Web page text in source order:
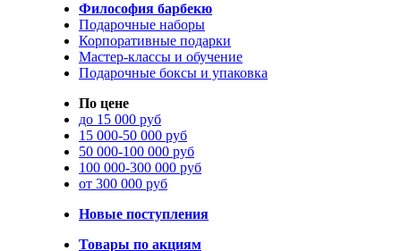
Философия барбекю
Подарочные наборы
Корпоративные подарки
Мастер-классы и обучение
Подарочные боксы и упаковка
По цене
до 15 000 руб
15 000-50 000 руб
50 000-100 000 руб
100 000-300 000 руб
от 300 000 руб
Новые поступления
Товары по акциям